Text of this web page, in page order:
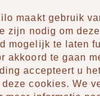
Merken
Pudilo
maakt gebruik
zijn nodig om
mogelijk te laten
akkoord te gaan
accepteert u
deze cookies. We